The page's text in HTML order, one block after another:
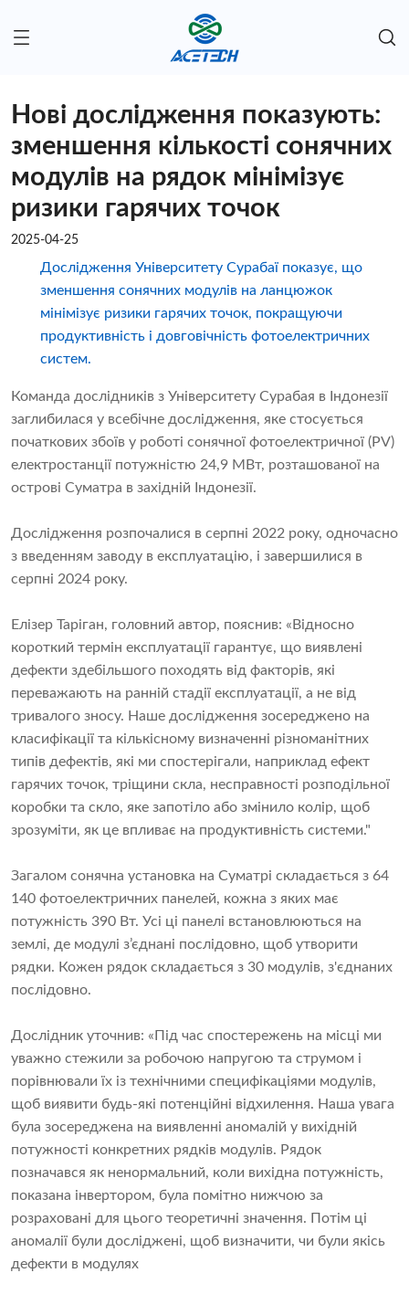
Нові дослідження показують:
зменшення кількості сонячних
модулів на рядок мінімізує
ризики гарячих точок
2025-04-25
Дослідження Університету Сурабаї показує, що
зменшення сонячних модулів на ланцюжок
мінімізує ризики гарячих точок, покращуючи
продуктивність і довговічність фотоелектричних
систем.
Команда дослідників з Університету Сурабая в Індонезії
заглибилася у всебічне дослідження, яке стосується
початкових збоїв у роботі сонячної фотоелектричної (PV)
електростанції потужністю 24,9 МВт, розташованої на
острові Суматра в західній Індонезії.
Дослідження розпочалися в серпні 2022 року, одночасно
з введенням заводу в експлуатацію, і завершилися в
серпні 2024 року.
Елізер Таріган, головний автор, пояснив: «Відносно
короткий термін експлуатації гарантує, що виявлені
дефекти здебільшого походять від факторів, які
переважають на ранній стадії експлуатації, а не від
тривалого зносу. Наше дослідження зосереджено на
класифікації та кількісному визначенні різноманітних
типів дефектів, які ми спостерігали, наприклад ефект
гарячих точок, тріщини скла, несправності розподільної
коробки та скло, яке запотіло або змінило колір, щоб
зрозуміти, як це впливає на продуктивність системи."
Загалом сонячна установка на Суматрі складається з 64
140 фотоелектричних панелей, кожна з яких має
потужність 390 Вт. Усі ці панелі встановлюються на
землі, де модулі з’єднані послідовно, щоб утворити
рядки. Кожен рядок складається з 30 модулів, з'єднаних
послідовно.
Дослідник уточнив: «Під час спостережень на місці ми
уважно стежили за робочою напругою та струмом і
порівнювали їх із технічними специфікаціями модулів,
щоб виявити будь-які потенційні відхилення. Наша увага
була зосереджена на виявленні аномалій у вихідній
потужності конкретних рядків модулів. Рядок
позначався як ненормальний, коли вихідна потужність,
показана інвертором, була помітно нижчою за
розраховані для цього теоретичні значення. Потім ці
аномалії були досліджені, щоб визначити, чи були якісь
дефекти в модулях